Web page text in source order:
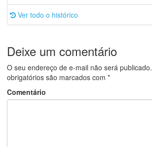
Ver todo o histórico
Deixe um comentário
O seu endereço de e-mail não será publicado.
obrigatórios são marcados com *
Comentário